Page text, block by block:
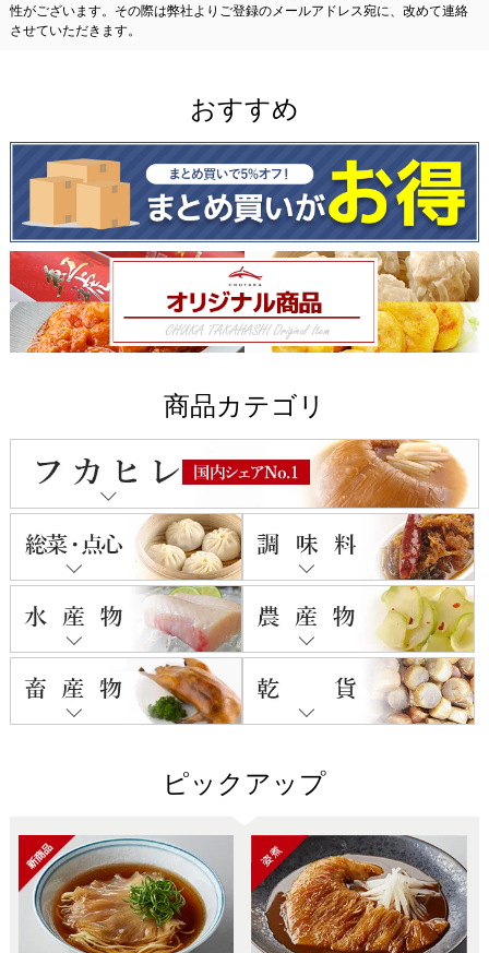
性がございます。その際は弊社よりご登録のメールアドレス宛に、改めて連絡
させていただきます。
おすすめ
商品カテゴリ
ピックアップ